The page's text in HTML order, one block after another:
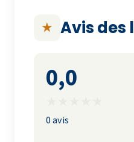
★ Avis
0,0
0 avis